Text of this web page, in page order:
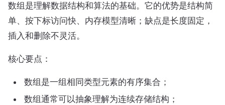
数组是理解数据结构和算法的基础。它的优势是结构简
单、按下标访问快、内存模型清晰；缺点是长度固定，
插入和删除不灵活。
核心要点：
数组是一组相同类型元素的有序集合；
数组通常可以抽象理解为连续存储结构；